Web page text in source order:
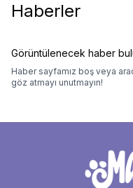
Haberler
Görüntülenecek haber
Haber sayfamız boş veya
göz atmayı unutmayın!